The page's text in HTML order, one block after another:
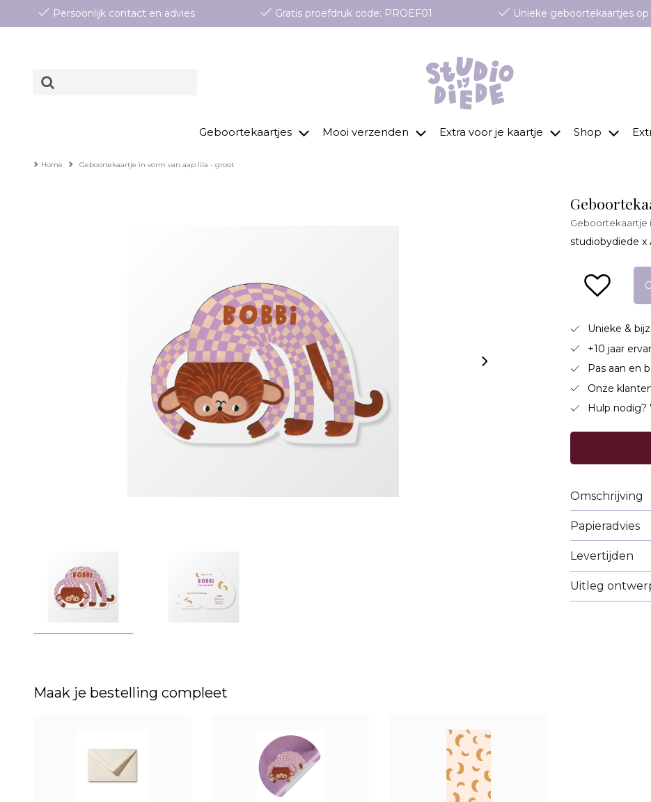
Persoonlijk contact en advies Gratis proefdruk code: PROEF01 Unieke geboortekaartjes
Geboortekaartjes Mooi verzenden Extra voor je kaartje Shop
Home Geboortekaartje in vorm van aap lila - groot
Geboortekaartje
studiobydiede x
Unieke &
+10 jaar
Pas aan en
Onze
Hulp
Omschrijving
Papieradvies
Levertijden
Uitleg
Maak je bestelling compleet